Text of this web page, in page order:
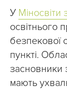
У Міносвіти
освітнього
безпекової
пункті.
засновники
мають